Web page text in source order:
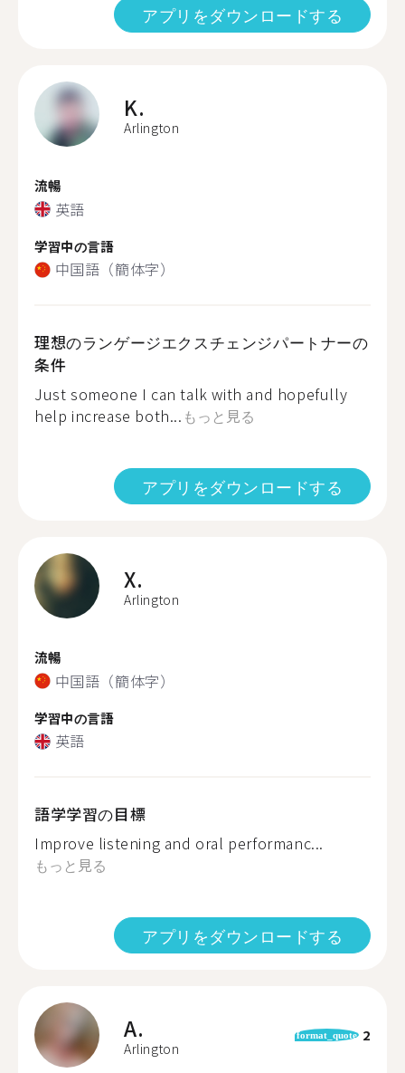
アプリをダウンロードする
K.
Arlington
流暢
英語
学習中の言語
中国語（簡体字）
理想のランゲージエクスチェンジパートナーの
条件
Just someone I can talk with and hopefully
help increase both... もっと見る
アプリをダウンロードする
X.
Arlington
流暢
中国語（簡体字）
学習中の言語
英語
語学学習の目標
Improve listening and oral performanc...
もっと見る
アプリをダウンロードする
A.
Arlington
format_quote 2